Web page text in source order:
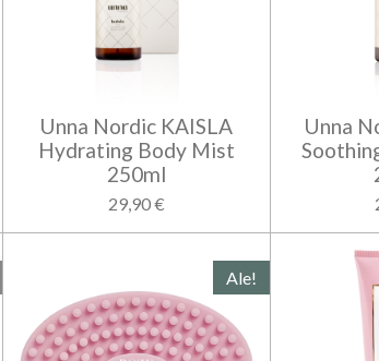
Unna Nordic KAISLA
Hydrating Body Mist
250ml
29,90 €
Unna
Ale!